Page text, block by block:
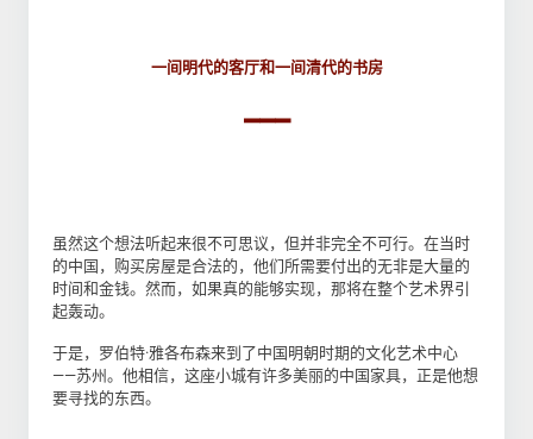
一间明代的客厅和一间清代的书房
▂▂▂
虽然这个想法听起来很不可思议，但并非完全不可行。在当时
的中国，购买房屋是合法的，他们所需要付出的无非是大量的
时间和金钱。然而，如果真的能够实现，那将在整个艺术界引
起轰动。
于是，罗伯特·雅各布森来到了中国明朝时期的文化艺术中心
——苏州。他相信，这座小城有许多美丽的中国家具，正是他想
要寻找的东西。